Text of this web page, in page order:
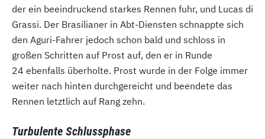
der ein beeindruckend starkes Rennen fuhr, und Lucas di
Grassi. Der Brasilianer in Abt-Diensten schnappte sich
den Aguri-Fahrer jedoch schon bald und schloss in
großen Schritten auf Prost auf, den er in Runde
24 ebenfalls überholte. Prost wurde in der Folge immer
weiter nach hinten durchgereicht und beendete das
Rennen letztlich auf Rang zehn.
Turbulente Schlussphase